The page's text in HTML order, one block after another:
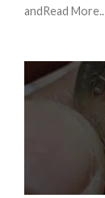
andRead More..